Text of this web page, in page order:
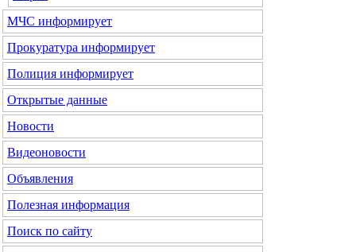
МЧС информирует
Прокуратура информирует
Полиция информирует
Открытые данные
Новости
Видеоновости
Объявления
Полезная информация
Поиск по сайту